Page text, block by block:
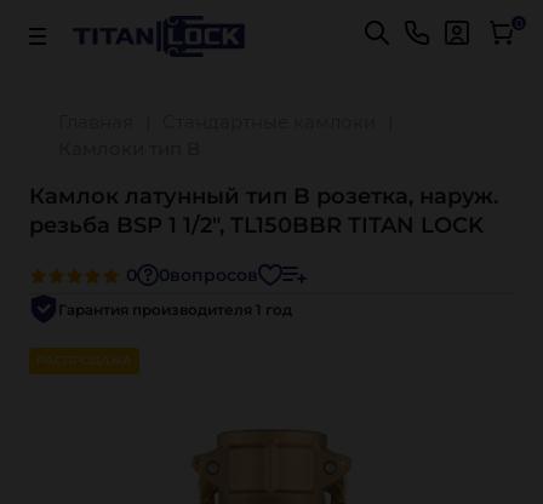
Важно! Для оплаты заказов Подробнее 0
Камлок латунный тип B розетка, наруж.
резьба BSP 1 1/2", TL150BBR TITAN LOCK
0 0вопросов
Гарантия производителя 1 год
РАСПРОДАЖА